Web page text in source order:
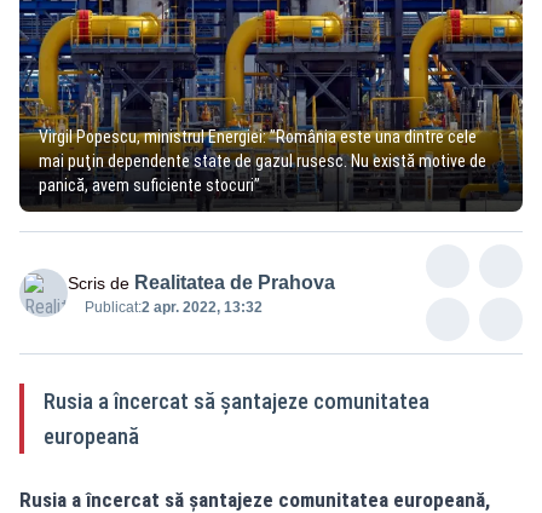
Virgil Popescu, ministrul Energiei: ”România este una dintre cele
mai puţin dependente state de gazul rusesc. Nu există motive de
panică, avem suficiente stocuri”
Scris de Realitatea de Prahova
Publicat:2 apr. 2022, 13:32
Rusia a încercat să șantajeze comunitatea
europeană
Rusia a încercat să șantajeze comunitatea europeană,